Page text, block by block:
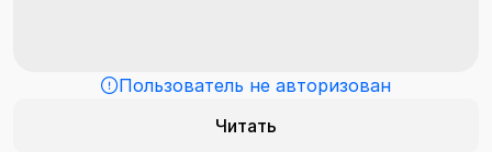
Пользователь не авторизован
Читать